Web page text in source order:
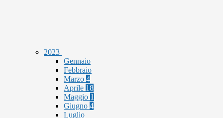
2023
Gennaio
Febbraio
Marzo 4
Aprile 18
Maggio 1
Giugno 4
Luglio